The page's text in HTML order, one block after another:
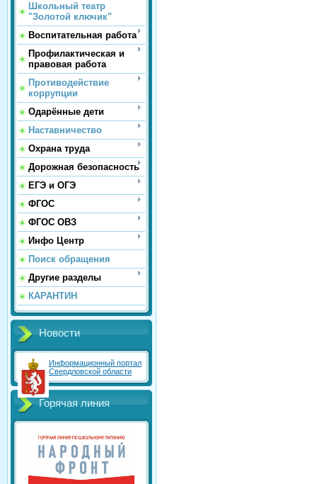
Школьный театр
"Золотой ключик"
Воспитательная работа
Профилактическая и
правовая работа
Противодействие
коррупции
Одарённые дети
Наставничество
Охрана труда
Дорожная безопасность
ЕГЭ и ОГЭ
ФГОС
ФГОС ОВЗ
Инфо Центр
Поиск обращения
Другие разделы
КАРАНТИН
Новости
Информационный портал
Свердловской области
Горячая линия